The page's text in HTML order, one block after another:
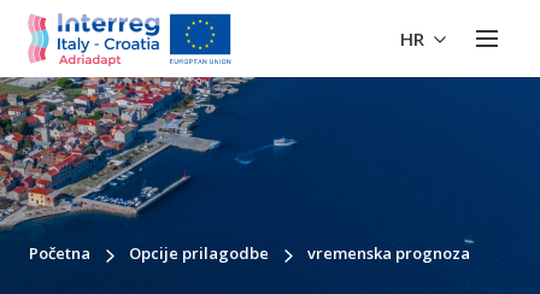
HR
Početna Opcije prilagodbe vremenska prognoza